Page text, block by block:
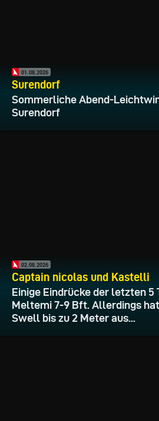
01.08.2026
Surendorf
Sommerliche Abend-
Surendorf
02.08.2026
Captain nicolas und Kastelli
Einige Eindrücke der letzten 5
Meltemi 7-9 Bft. Allerdings
Swell bis zu 2 Meter aus...